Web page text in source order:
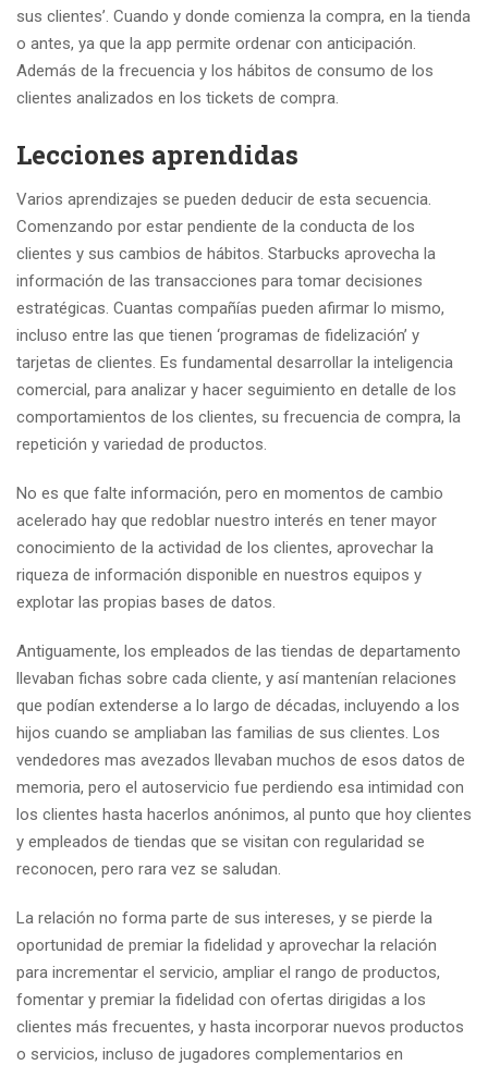
sus clientes’. Cuando y donde comienza la compra, en la tienda
o antes, ya que la app permite ordenar con anticipación.
Además de la frecuencia y los hábitos de consumo de los
clientes analizados en los tickets de compra.
Lecciones aprendidas
Varios aprendizajes se pueden deducir de esta secuencia.
Comenzando por estar pendiente de la conducta de los
clientes y sus cambios de hábitos. Starbucks aprovecha la
información de las transacciones para tomar decisiones
estratégicas. Cuantas compañías pueden afirmar lo mismo,
incluso entre las que tienen ‘programas de fidelización’ y
tarjetas de clientes. Es fundamental desarrollar la inteligencia
comercial, para analizar y hacer seguimiento en detalle de los
comportamientos de los clientes, su frecuencia de compra, la
repetición y variedad de productos.
No es que falte información, pero en momentos de cambio
acelerado hay que redoblar nuestro interés en tener mayor
conocimiento de la actividad de los clientes, aprovechar la
riqueza de información disponible en nuestros equipos y
explotar las propias bases de datos.
Antiguamente, los empleados de las tiendas de departamento
llevaban fichas sobre cada cliente, y así mantenían relaciones
que podían extenderse a lo largo de décadas, incluyendo a los
hijos cuando se ampliaban las familias de sus clientes. Los
vendedores mas avezados llevaban muchos de esos datos de
memoria, pero el autoservicio fue perdiendo esa intimidad con
los clientes hasta hacerlos anónimos, al punto que hoy clientes
y empleados de tiendas que se visitan con regularidad se
reconocen, pero rara vez se saludan.
La relación no forma parte de sus intereses, y se pierde la
oportunidad de premiar la fidelidad y aprovechar la relación
para incrementar el servicio, ampliar el rango de productos,
fomentar y premiar la fidelidad con ofertas dirigidas a los
clientes más frecuentes, y hasta incorporar nuevos productos
o servicios, incluso de jugadores complementarios en